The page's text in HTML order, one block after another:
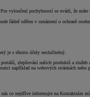
vyloučení pochybností se uvádí, že
řádně sdělen v oznámení o ochraně
je s těmito účely neslučitelný.
zlepšování našich produktů a
například na webových stránkách
co nejdříve informujte na